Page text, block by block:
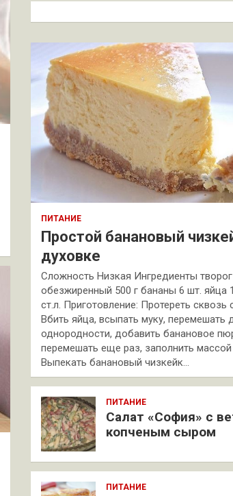
к
ПИТАНИЕ
Простой банановый
духовке
Сложность Низкая Ингредиенты творог
обезжиренный 500 г бананы 6 шт. яйца
ст.л. Приготовление: Протереть сквозь
Вбить яйца, всыпать муку, перемешать
однородности, добавить банановое
перемешать еще раз, заполнить
Выпекать банановый чизкейк…
ПИТАНИЕ
Салат «София» с
копченым сыром
ПИТАНИЕ